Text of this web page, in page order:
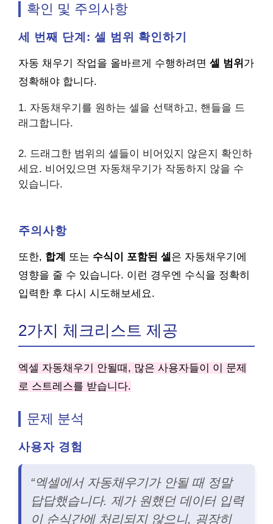
확인 및 주의사항
세 번째 단계: 셀 범위 확인하기
자동 채우기 작업을 올바르게 수행하려면 셀 범위 가
정확해야 합니다.
1. 자동채우기를 원하는 셀을 선택하고, 핸들을 드
래그합니다.
2. 드래그한 범위의 셀들이 비어있지 않은지 확인하
세요. 비어있으면 자동채우기가 작동하지 않을 수
있습니다.
주의사항
또한, 합계 또는 수식이 포함된 셀 은 자동채우기에
영향을 줄 수 있습니다. 이런 경우엔 수식을 정확히
입력한 후 다시 시도해보세요.
2가지 체크리스트 제공
엑셀 자동채우기 안될때, 많은 사용자들이 이 문제
로 스트레스를 받습니다.
문제 분석
사용자 경험
“엑셀에서 자동채우기가 안될 때 정말
답답했습니다. 제가 원했던 데이터 입력
이 순식간에 처리되지 않으니, 굉장히